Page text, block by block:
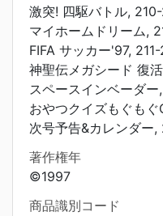
激突! 四駆バトル,
マイホームドリーム,
FIFA サッカー'97, 211-
神聖伝メガシード 復
スペースインベーダー
おやつクイズもぐもぐ
次号予告&カレンダー,
著作権年
©1997
商品識別コード